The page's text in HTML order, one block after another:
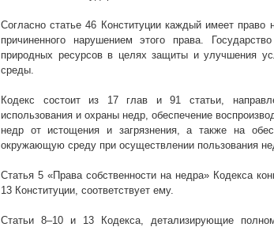
Согласно статье 46 Конституции каждый имеет
причиненного нарушением этого права.
природных ресурсов в целях защиты и улучшения
среды.
Кодекс состоит из 17 глав и 91 статьи,
использования и охраны недр, обеспечение
недр от истощения и загрязнения, а также на
окружающую среду при осуществлении пользования
Статья 5 «Права собственности на недра» Кодекса
13 Конституции, соответствует ему.
Статьи 8–10 и 13 Кодекса, детализирующие